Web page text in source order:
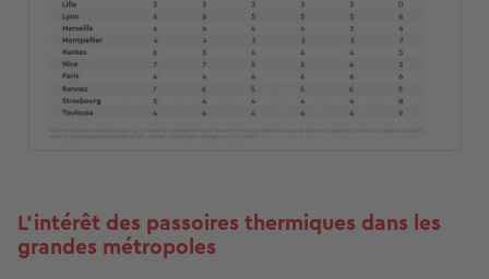
L’intérêt des passoires thermiques dans les
grandes métropoles